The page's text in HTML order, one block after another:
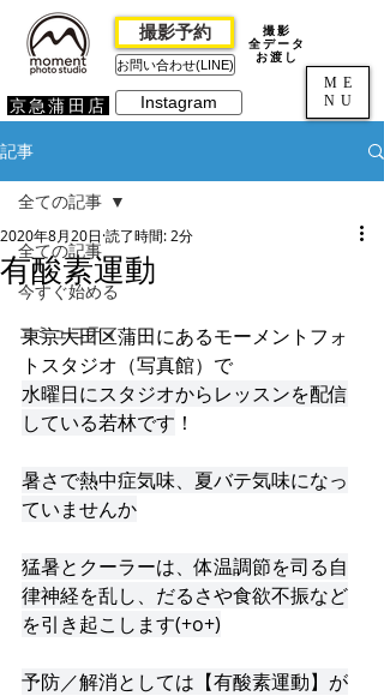
京急蒲田店
撮影予約
お問い合わせ(LINE)
Instagram
撮影
全データ
お渡し
ME
NU
記事
全ての記事
今すぐ始める
コミュニティ
全ての記事
有酸素運動
2020年8月20日 読了時間: 2分
東京大田区蒲田にあるモーメントフォ
トスタジオ（写真館）で
水曜日にスタジオからレッスンを配信
している若林です ！
暑さで熱中症気味、夏バテ気味になっ
ていませんか
猛暑とクーラーは、体温調節を司る自
律神経を乱し、だるさや食欲不振など
を引き起こします(+o+)
予防／解消としては【有酸素運動】が